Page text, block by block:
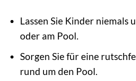
Lassen Sie Kinder niemals
oder am Pool.
Sorgen Sie für eine
rund um den Pool.